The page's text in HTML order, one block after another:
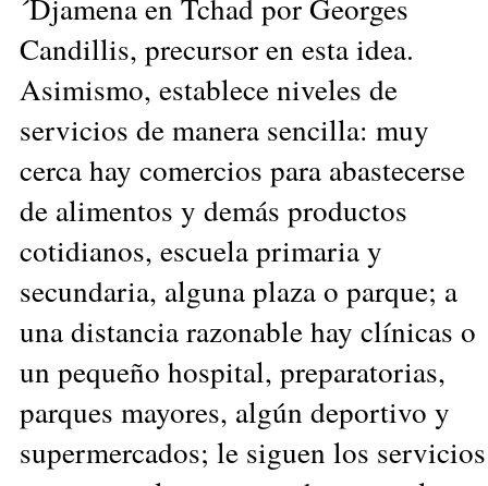
Candillis, precursor en esta idea.
Asimismo, establece niveles de
servicios de manera sencilla: muy
cerca hay comercios para abastecerse
de alimentos y demás productos
cotidianos, escuela primaria y
secundaria, alguna plaza o parque; a
una distancia razonable hay clínicas o
un pequeño hospital, preparatorias,
parques mayores, algún deportivo y
supermercados; le siguen los servicios